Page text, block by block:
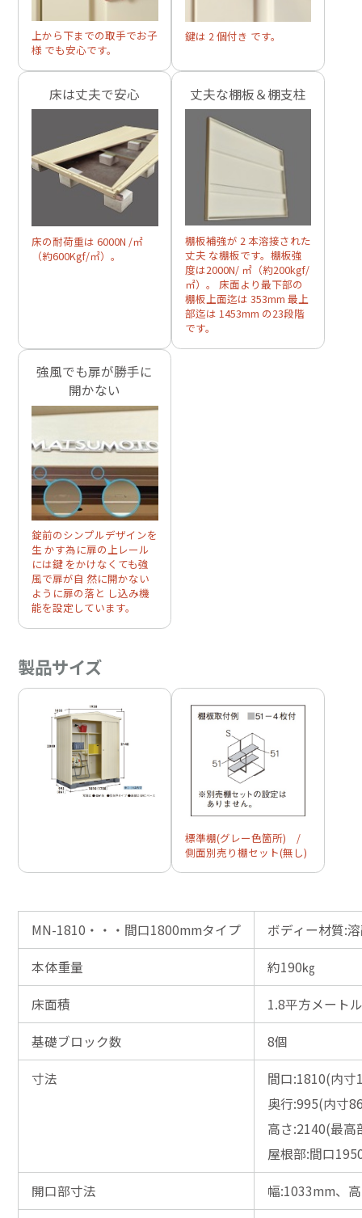
上から下までの取手でお子
様 でも安心です。
鍵は 2 個付き です。
床は丈夫で安心
床の耐荷重は 6000N /㎡
（約600Kgf/㎡）。
丈夫な棚板＆棚支柱
棚板補強が 2 本溶接された
丈夫 な棚板です。棚板強
度は2000N/ ㎡（約200kgf/
㎡）。 床面より最下部の
棚板上面迄は 353mm 最上
部迄は 1453mm の23段階
です。
強風でも扉が勝手に
開かない
錠前のシンプルデザインを
生 かす為に扉の上レール
には鍵 をかけなくても強
風で扉が自 然に開かない
ように扉の落と し込み機
能を設定しています。
製品サイズ
標準棚(グレー色箇所) /
側面別売り棚セット(無し)
MN-1810・・・間口1800mmタイプ
ボディー材質:
本体重量
約190㎏
床面積
1.8平方メート
基礎ブロック数
8個
寸法
間口:1810(内寸
奥行:995(内寸
高さ:2140(最
屋根部:間口
開口部寸法
幅:1033mm、